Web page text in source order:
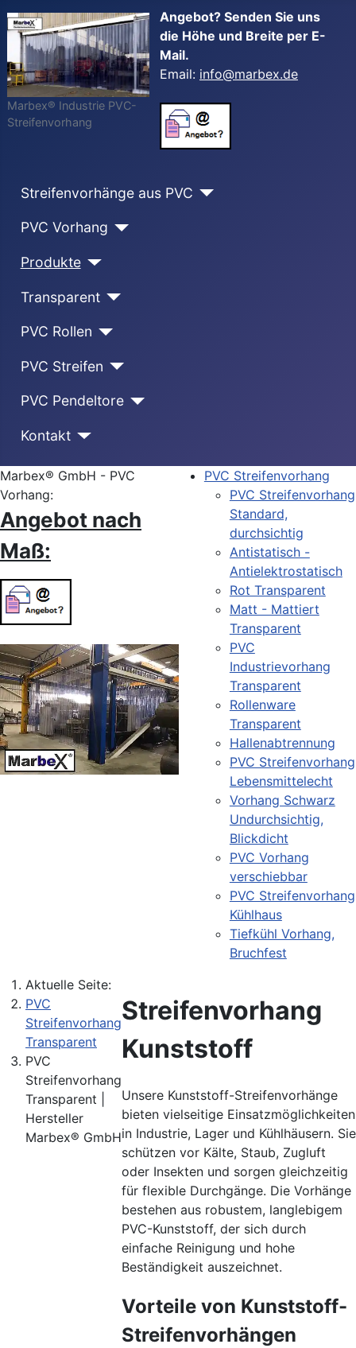
Marbex® Industrie PVC-
Streifenvorhang
Angebot? Senden Sie uns
die Höhe und Breite per E-
Mail.
Email: info@marbex.de
Streifenvorhänge aus PVC
PVC Vorhang
Produkte
Transparent
PVC Rollen
PVC Streifen
PVC Pendeltore
Kontakt
Marbex® GmbH - PVC
Vorhang:
Angebot nach
Maß:
PVC Streifenvorhang
PVC Streifenvorhang
Standard,
durchsichtig
Antistatisch -
Antielektrostatisch
Rot Transparent
Matt - Mattiert
Transparent
PVC
Industrievorhang
Transparent
Rollenware
Transparent
Hallenabtrennung
PVC Streifenvorhang
Lebensmittelecht
Vorhang Schwarz
Undurchsichtig,
Blickdicht
PVC Vorhang
verschiebbar
PVC Streifenvorhang
Kühlhaus
Tiefkühl Vorhang,
Bruchfest
Aktuelle Seite:
PVC
Streifenvorhang
Transparent
PVC
Streifenvorhang
Transparent |
Hersteller
Marbex® GmbH
Streifenvorhang
Kunststoff
Unsere Kunststoff-Streifenvorhänge
bieten vielseitige Einsatzmöglichkeiten
in Industrie, Lager und Kühlhäusern. Sie
schützen vor Kälte, Staub, Zugluft
oder Insekten und sorgen gleichzeitig
für flexible Durchgänge. Die Vorhänge
bestehen aus robustem, langlebigem
PVC-Kunststoff, der sich durch
einfache Reinigung und hohe
Beständigkeit auszeichnet.
Vorteile von Kunststoff-
Streifenvorhängen